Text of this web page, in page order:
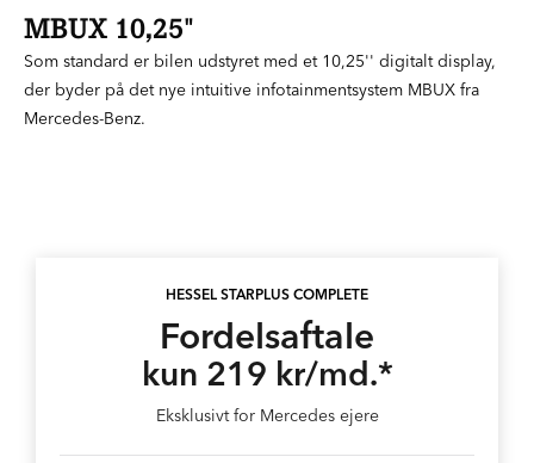
MBUX 10,25"
Som standard er bilen udstyret med et 10,25'' digitalt display,
der byder på det nye intuitive infotainmentsystem MBUX fra
Mercedes-Benz.
HESSEL STARPLUS COMPLETE
Fordelsaftale
kun 219 kr/md.*
Eksklusivt for Mercedes ejere